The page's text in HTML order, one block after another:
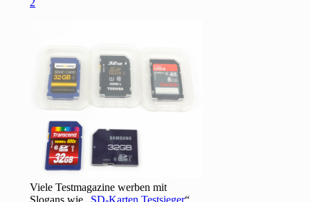
2
Viele Testmagazine werben mit